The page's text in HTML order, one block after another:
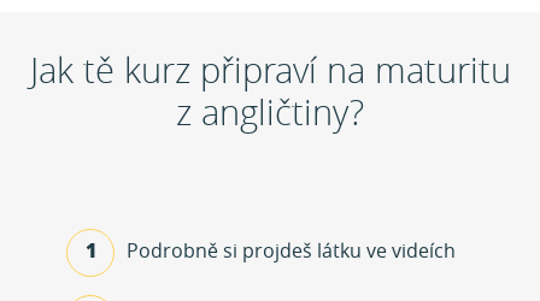
Jak tě kurz připraví na maturitu
z angličtiny?
1 Podrobně si projdeš látku ve videích